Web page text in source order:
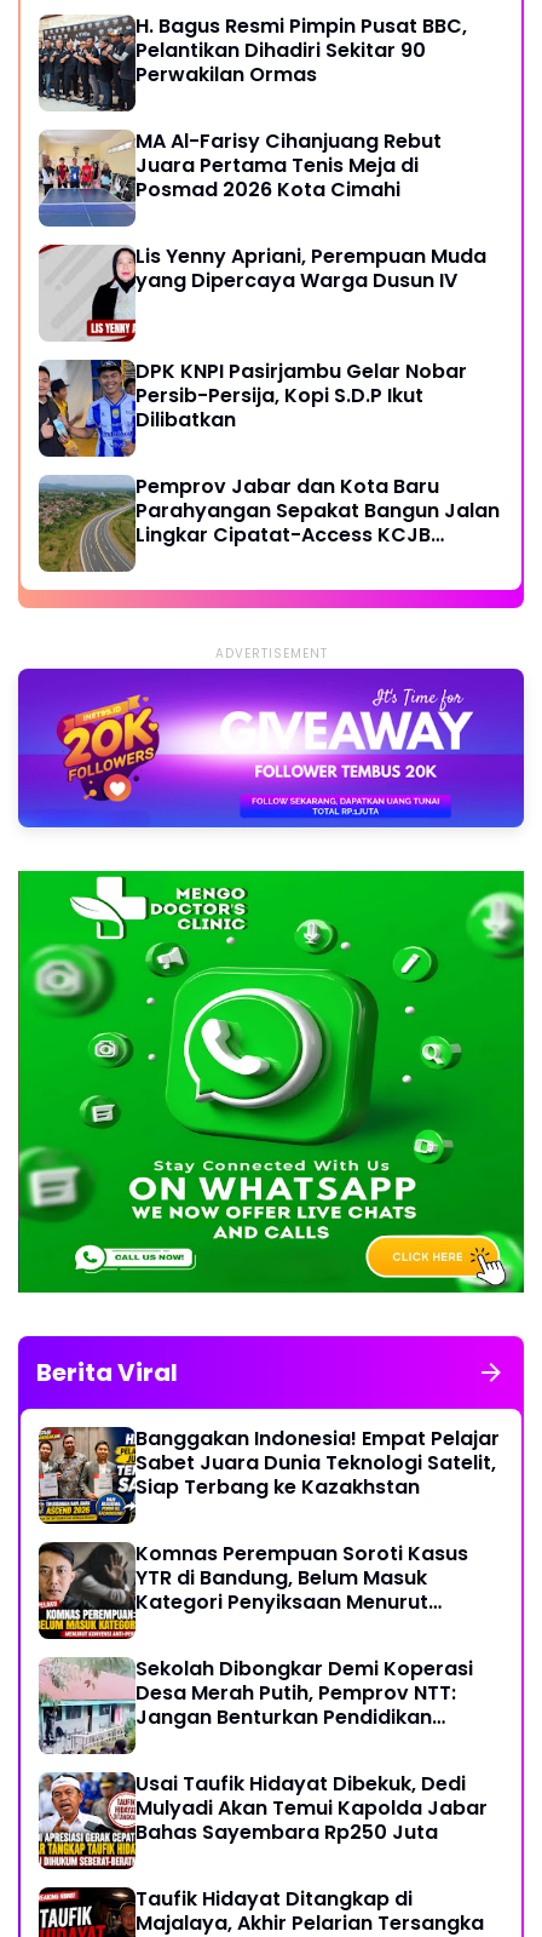
H. Bagus Resmi Pimpin Pusat BBC,
Pelantikan Dihadiri Sekitar 90
Perwakilan Ormas
MA Al-Farisy Cihanjuang Rebut
Juara Pertama Tenis Meja di
Posmad 2026 Kota Cimahi
Lis Yenny Apriani, Perempuan Muda
yang Dipercaya Warga Dusun IV
DPK KNPI Pasirjambu Gelar Nobar
Persib-Persija, Kopi S.D.P Ikut
Dilibatkan
Pemprov Jabar dan Kota Baru
Parahyangan Sepakat Bangun Jalan
Lingkar Cipatat-Access KCJB
ADVERTISEMENT
Berita Viral
Banggakan Indonesia! Empat Pelajar
Sabet Juara Dunia Teknologi Satelit,
Siap Terbang ke Kazakhstan
Komnas Perempuan Soroti Kasus
YTR di Bandung, Belum Masuk
Kategori Penyiksaan Menurut
Sekolah Dibongkar Demi Koperasi
Desa Merah Putih, Pemprov NTT:
Jangan Benturkan Pendidikan
Usai Taufik Hidayat Dibekuk, Dedi
Mulyadi Akan Temui Kapolda Jabar
Bahas Sayembara Rp250 Juta
Taufik Hidayat Ditangkap di
Majalaya, Akhir Pelarian Tersangka